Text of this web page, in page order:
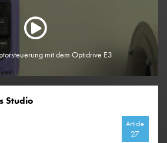
mit dem Optidrive E3
Studio
Article
27